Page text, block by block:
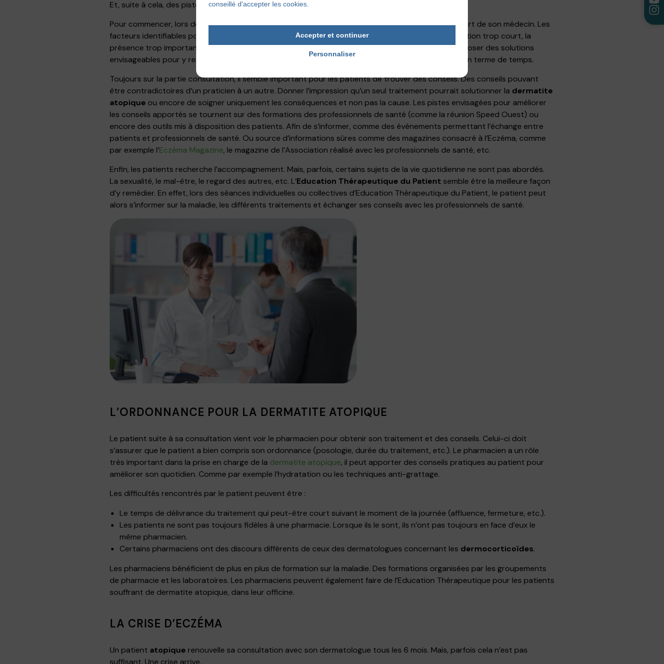
Et, suite à cela, des pistes de réflexions pour améliorer ces grandes étapes du parcours patients.
Pour commencer, lors de la consultation, le patient est dans l’attente d’une grande écoute de la part de son médecin. Les
facteurs identifiables pour la complication de cette écoute pourraient être : un temps de consultation trop court, la
présence trop importantes d’internes dans la salle de consultation. Ce à quoi Stéphanie vient proposer des solutions
envisageables pour y remédier. Par exemple, prévoir une première consultation plus conséquente en terme de temps.
Toujours sur la partie consultation, il semble important pour les patients de trouver des conseils. Des conseils pouvant
être contradictoires d’un praticien à un autre. Donner l’impression qu’un seul traitement pourrait solutionner la dermatite
atopique ou encore de soigner uniquement les conséquences et non pas la cause. Les pistes envisagées pour améliorer
les conseils apportés se tournent sur des formations des professionnels de santé (comme la réunion Speed Ouest) ou
encore des outils mis à disposition des patients. Afin de s’informer, comme des événements permettant l’échange entre
patients et professionnels de santé. Ou source d’informations sûres comme des magazines consacré à l’Eczéma, comme
par exemple l’Eczéma Magazine, le magazine de l’Association réalisé avec les professionnels de santé, etc.
Enfin, les patients recherche l’accompagnement. Mais, parfois, certains sujets de la vie quotidienne ne sont pas abordés.
La sexualité, le mal-être, le regard des autres, etc. L’Education Thérapeutique du Patient semble être la meilleure façon
d’y remédier. En effet, lors des séances individuelles ou collectives d’Education Thérapeutique du Patient, le patient peut
alors s’informer sur la maladie, les différents traitements et échanger ses conseils avec les professionnels de santé.
L’ORDONNANCE POUR LA DERMATITE ATOPIQUE
Le patient suite à sa consultation vient voir le pharmacien pour obtenir son traitement et des conseils. Celui-ci doit
s’assurer que le patient a bien compris son ordonnance (posologie, durée du traitement, etc.). Le pharmacien a un rôle
très important dans la prise en charge de la dermatite atopique, il peut apporter des conseils pratiques au patient pour
améliorer son quotidien. Comme par exemple l’hydratation ou les techniques anti-grattage.
Les difficultés rencontrés par le patient peuvent être :
Le temps de délivrance du traitement qui peut-être court suivant le moment de la journée (affluence, fermeture, etc.).
Les patients ne sont pas toujours fidèles à une pharmacie. Lorsque ils le sont, ils n’ont pas toujours en face d’eux le
même pharmacien.
Certains pharmaciens ont des discours différents de ceux des dermatologues concernant les dermocorticoïdes.
Les pharmaciens bénéficient de plus en plus de formation sur la maladie. Des formations organisées par les groupements
de pharmacie et les laboratoires. Les pharmaciens peuvent également faire de l’Education Thérapeutique pour les patients
souffrant de dermatite atopique, dans leur officine.
LA CRISE D’ECZÉMA
Un patient atopique renouvelle sa consultation avec son dermatologue tous les 6 mois. Mais, parfois cela n’est pas
suffisant. Une crise arrive.
conseillé d'accepter les cookies.
Accepter et continuer
Personnaliser